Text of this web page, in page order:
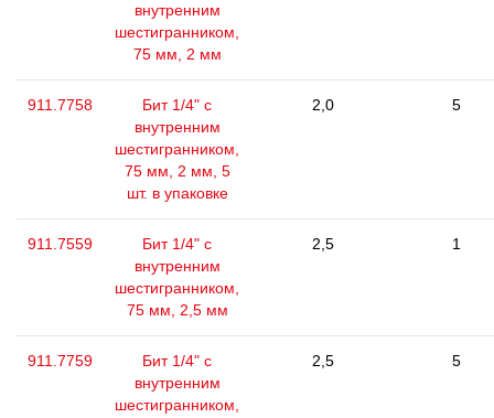
внутренним
шестигранником,
75 мм, 2 мм
911.7758
Бит 1/4" с
внутренним
шестигранником,
75 мм, 2 мм, 5
шт. в упаковке
2,0 5
911.7559
Бит 1/4" с
внутренним
шестигранником,
75 мм, 2,5 мм
2,5 1
911.7759
Бит 1/4" с
внутренним
шестигранником,
2,5 5